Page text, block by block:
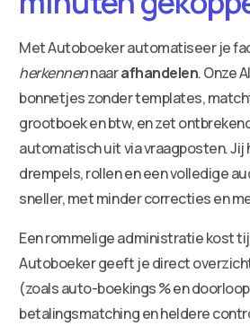
Met Autoboeker automatiseer je
herkennennaarafhandelen. Onze
bonnetjes zonder templates,
grootboek en btw, en zet
automatisch uit via vraagposten.
drempels, rollen en een volledige
sneller, met minder correcties en
Een rommelige administratie kost
Autoboeker geeft je direct
(zoals auto-boekings % en
betalingsmatching en heldere